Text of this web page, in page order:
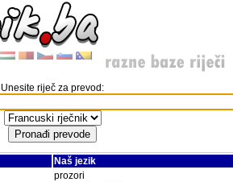
Unesite riječ za prevod:
Naš jezik
prozori